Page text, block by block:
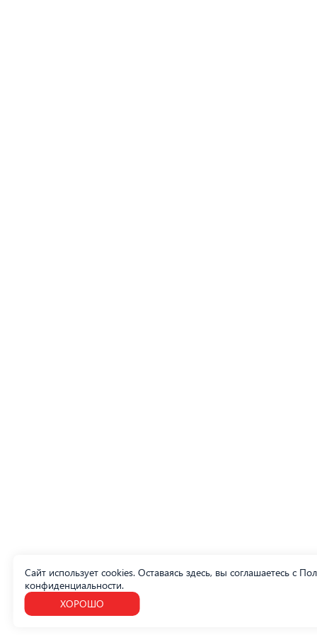
Сайт использует cookies. Оставаясь здесь, вы соглашаетесь с
конфиденциальности.
ХОРОШО